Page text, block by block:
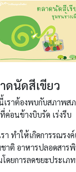
ดนัดสีเขียว
ราต้องพบกับสภาพสภ
อนข้างบิบรัด เร่งรีบ
า ทำให้เกิดการรณรงค์
าติ อาหารปลอดสาร
ดยการลดขยะประเภ